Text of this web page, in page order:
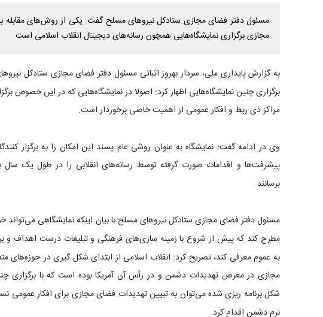
مسئول دفتر فضای مجازی ستادکل نیروهای مسلح گفت: یکی از روش‌های مقابله
مجازی برگزاری نمایشگاه‌هایی همچون رسانه‌های دیجیتال انقلاب اسلامی است.
به گزارش پایداری ملی، سردار بهروز اثباتی مسئول دفتر فضای مجازی ستادکل
برگزاری چنین نمایشگاه‌هایی اظهار کرد: اصولا در نمایشگاه‌هایی که در این خصوص
مراکز ذی ربط و افکار عمومی از اهمیت خاصی برخوردار است.
وی در ادامه گفت: نمایشگاه به عنوان روشی عام پسند این امکان را به برگزار
پیشرفت‌ها و اقدامات صورت گرفته توسط رسانه‌های انقلابی را در طول یک سال
برسانند.
مسئول دفتر فضای مجازی ستادکل نیروهای مسلح با بیان اینکه نمایشگاهی می‌تواند
مطرح کند که پیش از شروع با زمینه سازی‌های فرهنگی و تبلیغات درست اهداف و
به عموم معرفی کند، تصریح کرد: انقلاب اسلامی از ابتدای شکل گیری در حوزه‌های
مجازی در معرض تهدیدات دشمن و در رأس آن آمریکا بوده است که با برگزاری
شکل برنامه ریزی شده می‌توان به تبیین تهدیدات فضای مجازی برای افکار عمومی
نرم دشمن اقدام کرد.